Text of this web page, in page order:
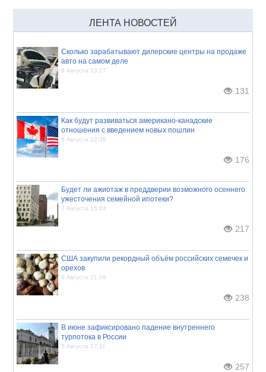
ЛЕНТА НОВОСТЕЙ
Сколько зарабатывают дилерские центры на продаже
авто на самом деле
9 Августа 13:27
131
Как будут развиваться американо-канадские
отношения с введением новых пошлин
8 Августа 12:39
176
Будет ли ажиотаж в преддверии возможного осеннего
ужесточения семейной ипотеки?
7 Августа 15:04
217
США закупили рекордный объём российских семечек и
орехов
6 Августа 21:09
238
В июне зафиксировано падение внутреннего
турпотока в России
5 Августа 17:11
257